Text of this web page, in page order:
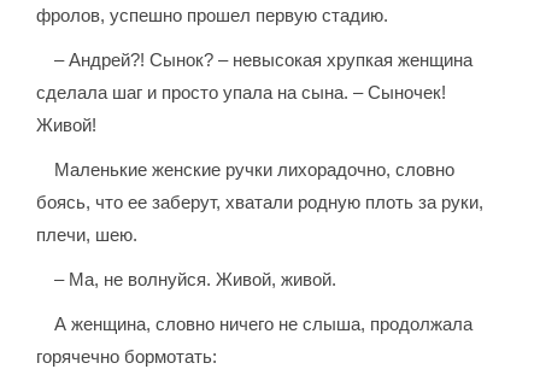
фролов, успешно прошел первую стадию.
– Андрей?! Сынок? – невысокая хрупкая женщина
сделала шаг и просто упала на сына. – Сыночек!
Живой!
Маленькие женские ручки лихорадочно, словно
боясь, что ее заберут, хватали родную плоть за руки,
плечи, шею.
– Ма, не волнуйся. Живой, живой.
А женщина, словно ничего не слыша, продолжала
горячечно бормотать: